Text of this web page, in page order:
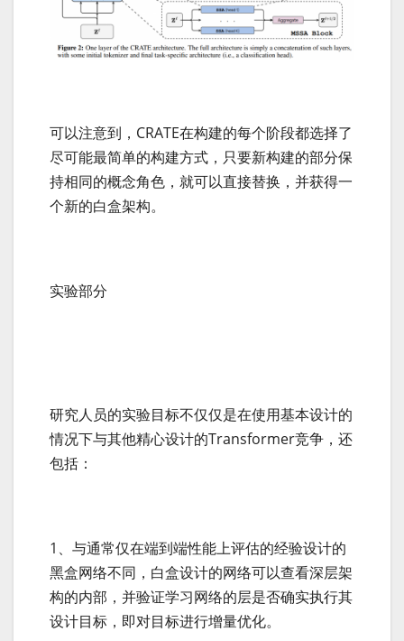
可以注意到，CRATE在构建的每个阶段都选择了
尽可能最简单的构建方式，只要新构建的部分保
持相同的概念角色，就可以直接替换，并获得一
个新的白盒架构。
实验部分
研究人员的实验目标不仅仅是在使用基本设计的
情况下与其他精心设计的Transformer竞争，还
包括：
1、与通常仅在端到端性能上评估的经验设计的
黑盒网络不同，白盒设计的网络可以查看深层架
构的内部，并验证学习网络的层是否确实执行其
设计目标，即对目标进行增量优化。